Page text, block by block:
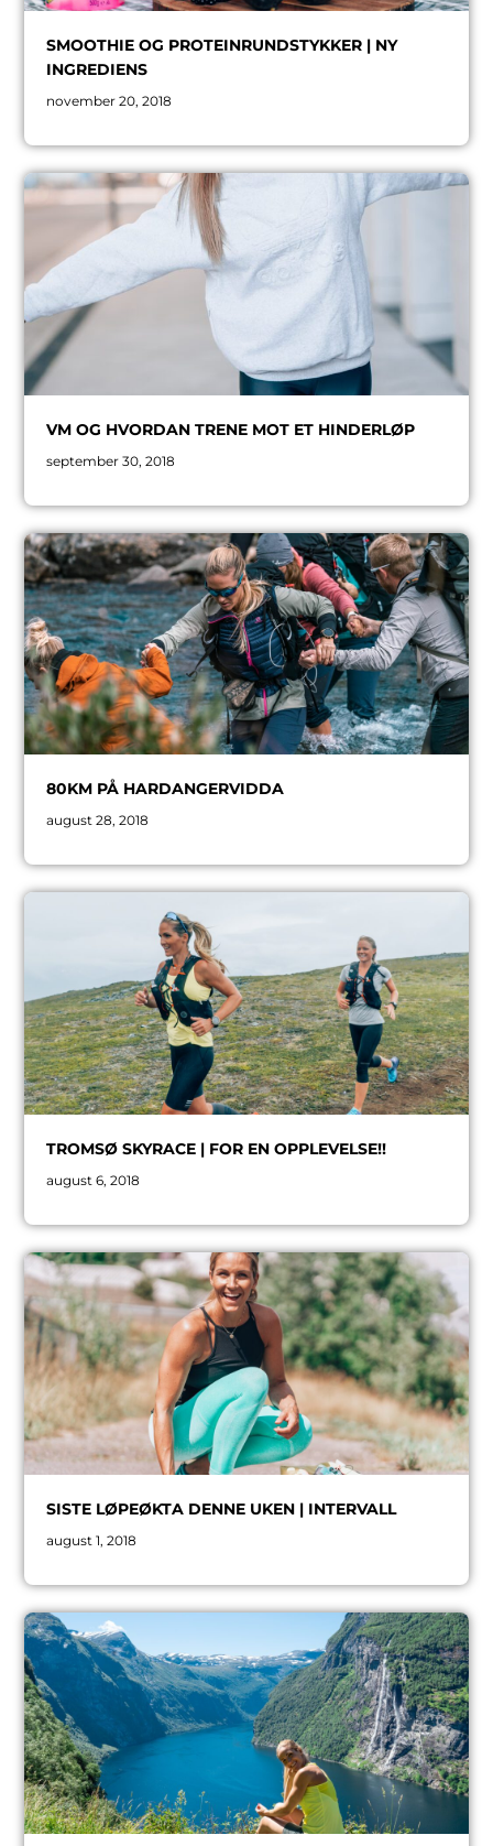
SMOOTHIE OG PROTEINRUNDSTYKKER | NY
INGREDIENS
november 20, 2018
VM OG HVORDAN TRENE MOT ET HINDERLØP
september 30, 2018
80KM PÅ HARDANGERVIDDA
august 28, 2018
TROMSØ SKYRACE | FOR EN OPPLEVELSE!!
august 6, 2018
SISTE LØPEØKTA DENNE UKEN | INTERVALL
august 1, 2018